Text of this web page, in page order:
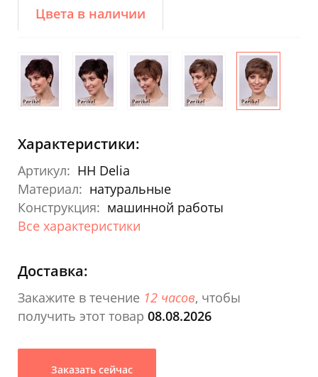
Цвета в наличии
Характеристики:
Артикул: HH Delia
Материал: натуральные
Конструкция: машинной работы
Все характеристики
Доставка:
Закажите в течение 12 часов, чтобы
получить этот товар 08.08.2026
Заказать сейчас